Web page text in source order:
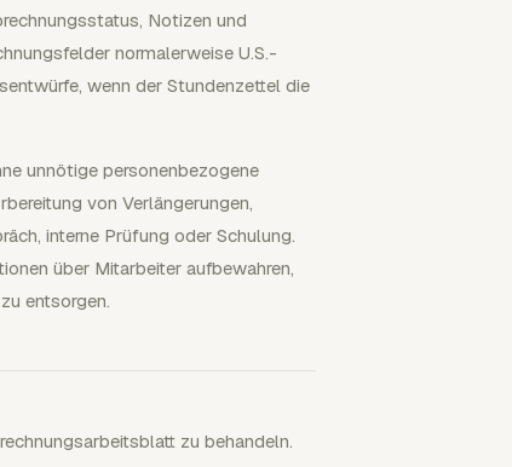
Notizen und
normalerweise U.S.-
wenn der Stundenzettel die
unnötige personenbezogene
von Verlängerungen,
interne Prüfung oder Schulung.
über Mitarbeiter aufbewahren,
entsorgen.
zu behandeln.